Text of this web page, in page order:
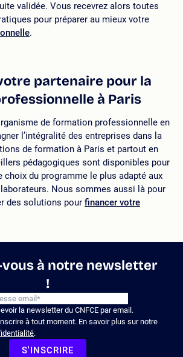
validée. Vous recevrez alors toutes
pour préparer au mieux votre
.
votre partenaire pour la
à Paris
de formation professionnelle en
l’intégralité des entreprises dans la
de formation à Paris et partout en
pédagogiques sont disponibles pour
choix du programme le plus adapté aux
Nous sommes aussi là pour
des solutions pour financer votre
à notre newsletter
!
la newsletter du CNFCE par email.
à tout moment. En savoir plus sur notre
.
S'INSCRIRE